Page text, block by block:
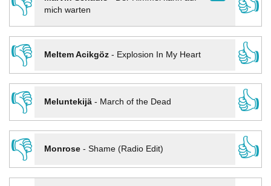
mich warten
👎
Meltem Acikgöz- Explosion In My Heart
👍
👎
Meluntekijä- March of the Dead
👍
👎
Monrose- Shame (Radio Edit)
👍